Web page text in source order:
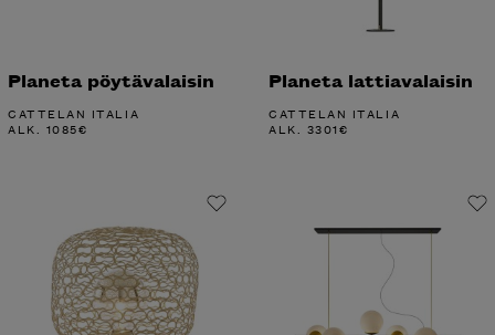
Planeta pöytävalaisin
CATTELAN ITALIA
ALK. 1085€
Planeta lattiavalaisin
CATTELAN ITALIA
ALK. 3301€